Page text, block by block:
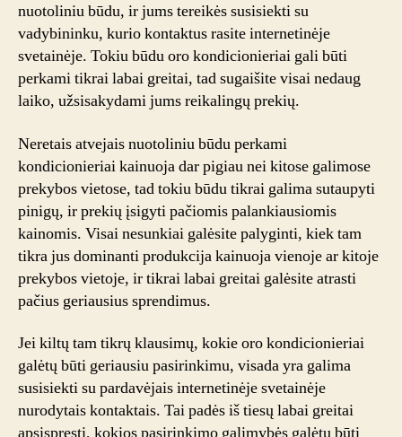
nuotoliniu būdu, ir jums tereikės susisiekti su
vadybininku, kurio kontaktus rasite internetinėje
svetainėje. Tokiu būdu oro kondicionieriai gali būti
perkami tikrai labai greitai, tad sugaišite visai nedaug
laiko, užsisakydami jums reikalingų prekių.
Neretais atvejais nuotoliniu būdu perkami
kondicionieriai kainuoja dar pigiau nei kitose galimose
prekybos vietose, tad tokiu būdu tikrai galima sutaupyti
pinigų, ir prekių įsigyti pačiomis palankiausiomis
kainomis. Visai nesunkiai galėsite palyginti, kiek tam
tikra jus dominanti produkcija kainuoja vienoje ar kitoje
prekybos vietoje, ir tikrai labai greitai galėsite atrasti
pačius geriausius sprendimus.
Jei kiltų tam tikrų klausimų, kokie oro kondicionieriai
galėtų būti geriausiu pasirinkimu, visada yra galima
susisiekti su pardavėjais internetinėje svetainėje
nurodytais kontaktais. Tai padės iš tiesų labai greitai